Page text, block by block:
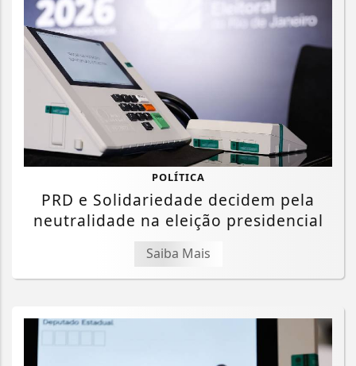
POLÍTICA
PRD e Solidariedade decidem pela
neutralidade na eleição presidencial
Saiba Mais